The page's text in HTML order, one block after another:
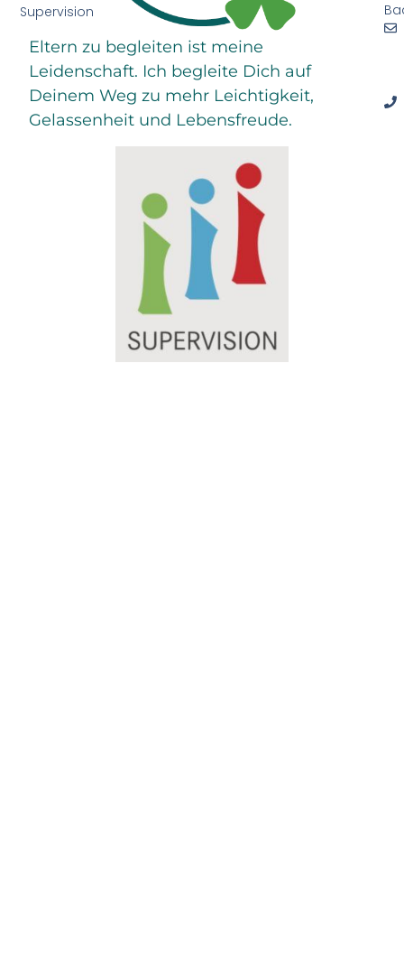
Eltern zu begleiten ist meine
Leidenschaft. Ich begleite Dich auf
Deinem Weg zu mehr Leichtigkeit,
Gelassenheit und Lebensfreude.
Supervision